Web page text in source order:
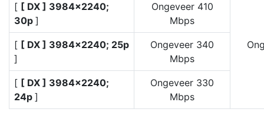
[ [ DX ] 3984×2240;
30p ]
Ongeveer 410
Mbps
[ [ DX ] 3984×2240; 25p
]
Ongeveer 340
Mbps
[ [ DX ] 3984×2240;
24p ]
Ongeveer 330
Mbps